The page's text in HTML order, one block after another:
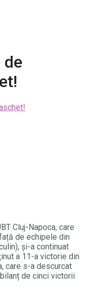
de
Cluj-Napoca, care
de echipele din
și-a continuat
a 11-a victorie din
care s-a descurcat
de cinci victorii